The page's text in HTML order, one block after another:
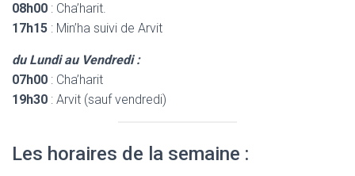
08h00 : Cha’harit.
17h15 : Min’ha suivi de Arvit
du Lundi au Vendredi :
07h00 : Cha’harit
19h30 : Arvit (sauf vendredi)
Les horaires de la semaine :